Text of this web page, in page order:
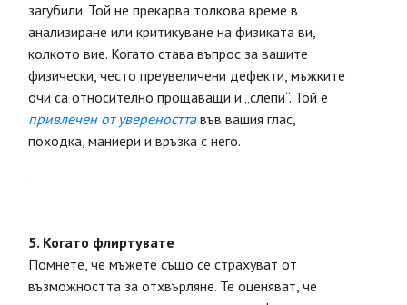
загубили. Той не прекарва толкова време в
анализиране или критикуване на физиката ви,
колкото вие. Когато става въпрос за вашите
физически, често преувеличени дефекти, мъжките
очи са относително прощаващи и „слепи“. Той е
привлечен от увереносттавъв вашия глас,
походка, маниери и връзка с него.
5. Когато флиртувате
Помнете, че мъжете също се страхуват от
възможността за отхвърляне. Те оценяват, че